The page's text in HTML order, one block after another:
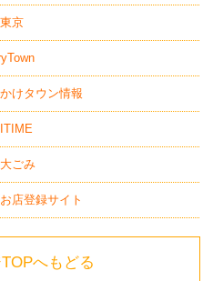
京
けタウン情報
ごみ
店登録サイト
へもどる